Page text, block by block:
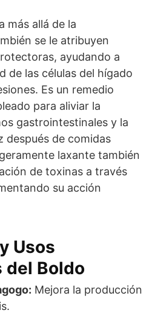
más allá de la
se le atribuyen
ayudando a
de las células del hígado
Es un remedio
para aliviar la
gastrointestinales y la
después de comidas
laxante también
de toxinas a través
su acción
Usos
del Boldo
Mejora la producción